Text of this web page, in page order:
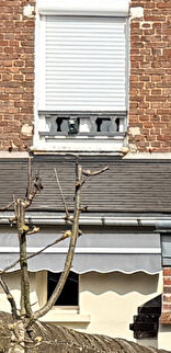
à proximité
cette
potentiel
une cuisine
sur une